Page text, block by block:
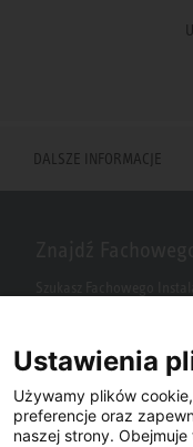
DALSZE INFORMACJE
Ustawienia
Używamy plików
preferencje oraz
naszej strony.